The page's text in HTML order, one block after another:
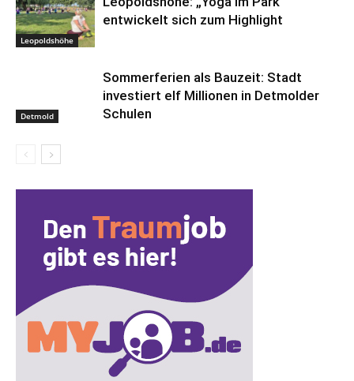
Leopoldshöhe
entwickelt sich zum Highlight
Detmold
Sommerferien als Bauzeit: Stadt
investiert elf Millionen in Detmolder
Schulen